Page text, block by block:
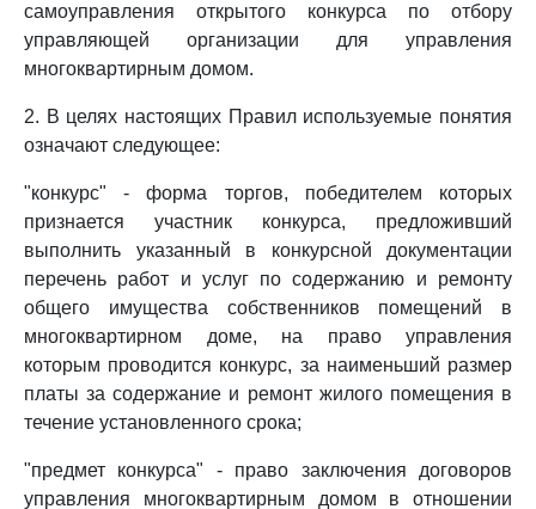
самоуправления открытого конкурса по отбору
управляющей организации для управления
многоквартирным домом.
2. В целях настоящих Правил используемые понятия
означают следующее:
"конкурс" - форма торгов, победителем которых
признается участник конкурса, предложивший
выполнить указанный в конкурсной документации
перечень работ и услуг по содержанию и ремонту
общего имущества собственников помещений в
многоквартирном доме, на право управления
которым проводится конкурс, за наименьший размер
платы за содержание и ремонт жилого помещения в
течение установленного срока;
"предмет конкурса" - право заключения договоров
управления многоквартирным домом в отношении